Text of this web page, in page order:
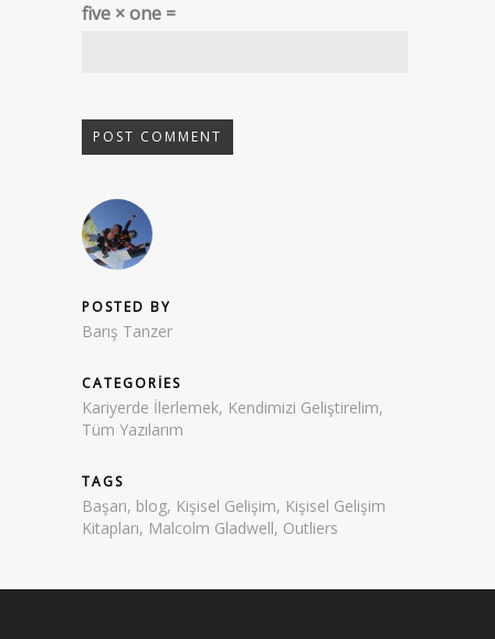
five × one =
POSTED BY
Barış Tanzer
CATEGORIES
Kariyerde İlerlemek, Kendimizi Geliştirelim,
Tüm Yazılarım
TAGS
Başarı, blog, Kişisel Gelişim, Kişisel Gelişim
Kitapları, Malcolm Gladwell, Outliers